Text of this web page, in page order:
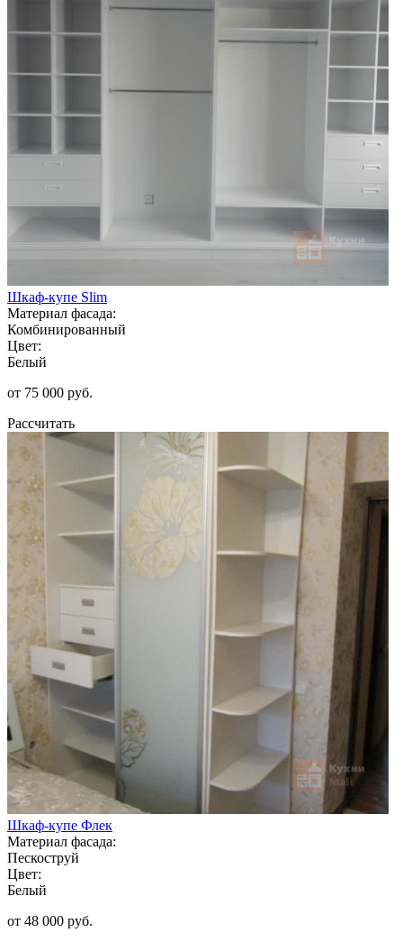
Шкаф-купе Slim
Материал фасада:
Комбинированный
Цвет:
Белый
от 75 000 руб.
Рассчитать
Шкаф-купе Флек
Материал фасада:
Пескоструй
Цвет:
Белый
от 48 000 руб.